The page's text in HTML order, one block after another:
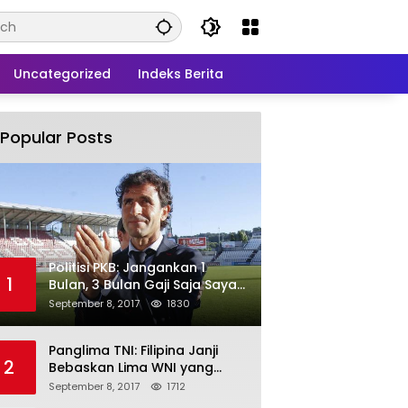
Uncategorized Indeks Berita
Popular Posts
1
Politisi PKB: Jangankan 1
Bulan, 3 Bulan Gaji Saja Saya
Siap untuk Rohingya
September 8, 2017 1830
2
Panglima TNI: Filipina Janji
Bebaskan Lima WNI yang
Disandera Abu Sayyaf
September 8, 2017 1712